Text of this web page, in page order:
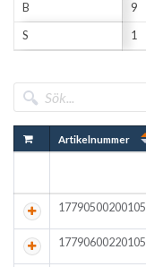
B 9
S 1
Artikelnummer
17790500200105
17790600220105